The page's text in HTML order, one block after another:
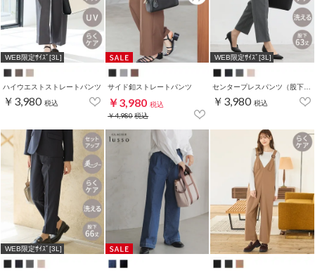
WEB限定ｻｲｽﾞ[3L]
ハイウエストストレートパンツ
￥3,980 税込
サイド釦ストレートパンツ
￥3,980 税込
￥4,980税込
WEB限定ｻｲｽﾞ[3L]
￥3,980 税込
WEB限定ｻｲｽﾞ[3L]